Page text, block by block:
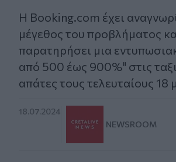
H Booking.com έχει
μέγεθος του προβλήματος
παρατηρήσει μια
από 500 έως 900%" στις
απάτες τους τελευταίους 18
18.07.2024
NEWSROOM